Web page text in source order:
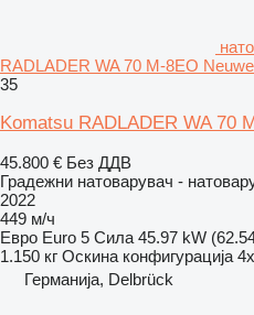
RADLADER WA 70 M-8EO
35
Komatsu RADLADER WA 70
45.800 € Без ДДВ
Градежни натоварувач -
2022
449 м/ч
Евро Euro 5 Сила 45.97 kW
1.150 кг Оскина конфигурација
Германија, Delbrück